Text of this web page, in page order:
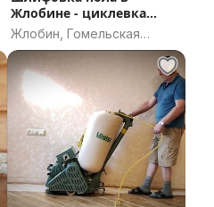
Жлобине - циклевка
паркета
Жлобин, Гомельская
область